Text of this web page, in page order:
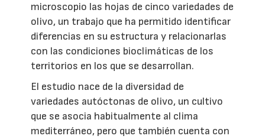
microscopio las hojas de cinco variedades de
olivo, un trabajo que ha permitido identificar
diferencias en su estructura y relacionarlas
con las condiciones bioclimáticas de los
territorios en los que se desarrollan.
El estudio nace de la diversidad de
variedades autóctonas de olivo, un cultivo
que se asocia habitualmente al clima
mediterráneo, pero que también cuenta con